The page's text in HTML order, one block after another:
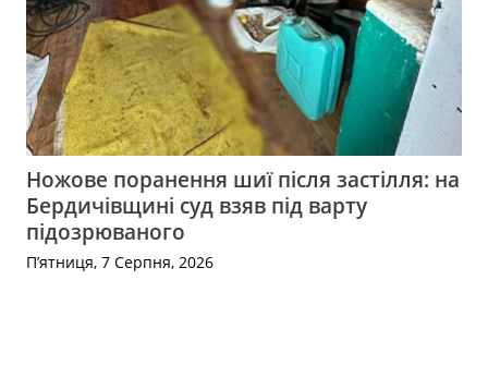
Ножове поранення шиї після застілля: на
Бердичівщині суд взяв під варту
підозрюваного
П’ятниця, 7 Серпня, 2026